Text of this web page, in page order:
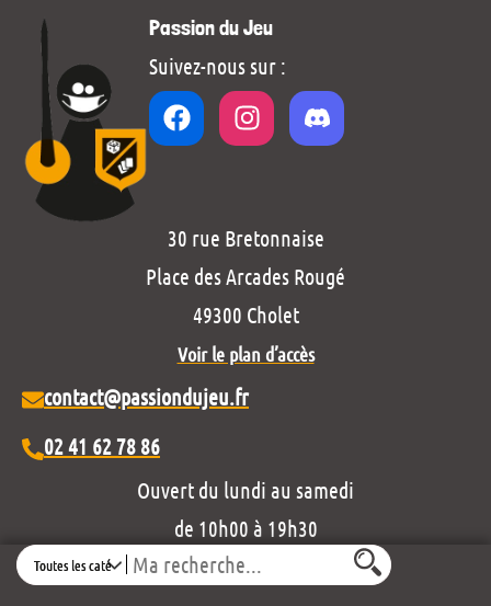
Search
Passion du Jeu
Suivez-nous sur :
30 rue Bretonnaise
Place des Arcades Rougé
49300 Cholet
Voir le plan d’accès
contact@passiondujeu.fr
02 41 62 78 86
Ouvert du lundi au samedi
de 10h00 à 19h30
Découvrez notre projet éditorial :